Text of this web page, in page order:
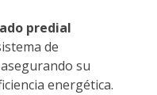
predial
de
su
energética.